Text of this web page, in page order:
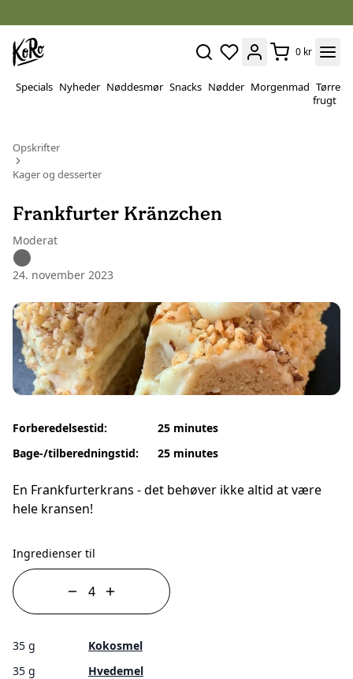
0 kr
Specials Nyheder Nøddesmør Snacks Nødder Morgenmad Tørret
frugt
Opskrifter
Kager og desserter
Frankfurter Kränzchen
Moderat
24. november 2023
Forberedelsestid:
Bage-/tilberedningstid:
25 minutes
25 minutes
En Frankfurterkrans - det behøver ikke altid at være
hele kransen!
Ingredienser til
35 g
Kokosmel
35 g
Hvedemel